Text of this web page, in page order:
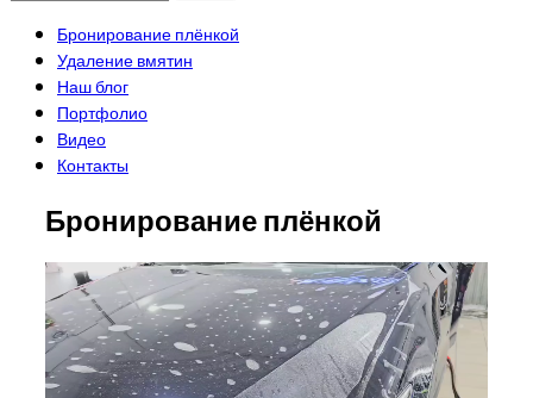
Бронирование плёнкой
Удаление вмятин
Наш блог
Портфолио
Видео
Контакты
Бронирование плёнкой